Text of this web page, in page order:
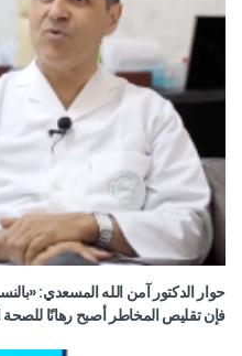
حوار الدكتور آمن الله المسعدي:
فإن تقليص المخاطر أصبح رهانًا للصحة